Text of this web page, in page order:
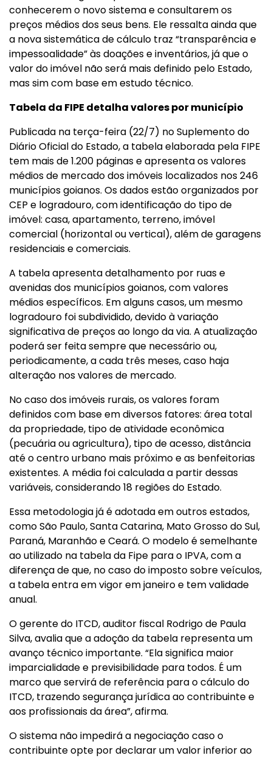
conhecerem o novo sistema e consultarem os
preços médios dos seus bens. Ele ressalta ainda que
a nova sistemática de cálculo traz “transparência e
impessoalidade” às doações e inventários, já que o
valor do imóvel não será mais definido pelo Estado,
mas sim com base em estudo técnico.
Tabela da FIPE detalha valores por município
Publicada na terça-feira (22/7) no Suplemento do
Diário Oficial do Estado, a tabela elaborada pela FIPE
tem mais de 1.200 páginas e apresenta os valores
médios de mercado dos imóveis localizados nos 246
municípios goianos. Os dados estão organizados por
CEP e logradouro, com identificação do tipo de
imóvel: casa, apartamento, terreno, imóvel
comercial (horizontal ou vertical), além de garagens
residenciais e comerciais.
A tabela apresenta detalhamento por ruas e
avenidas dos municípios goianos, com valores
médios específicos. Em alguns casos, um mesmo
logradouro foi subdividido, devido à variação
significativa de preços ao longo da via. A atualização
poderá ser feita sempre que necessário ou,
periodicamente, a cada três meses, caso haja
alteração nos valores de mercado.
No caso dos imóveis rurais, os valores foram
definidos com base em diversos fatores: área total
da propriedade, tipo de atividade econômica
(pecuária ou agricultura), tipo de acesso, distância
até o centro urbano mais próximo e as benfeitorias
existentes. A média foi calculada a partir dessas
variáveis, considerando 18 regiões do Estado.
Essa metodologia já é adotada em outros estados,
como São Paulo, Santa Catarina, Mato Grosso do Sul,
Paraná, Maranhão e Ceará. O modelo é semelhante
ao utilizado na tabela da Fipe para o IPVA, com a
diferença de que, no caso do imposto sobre veículos,
a tabela entra em vigor em janeiro e tem validade
anual.
O gerente do ITCD, auditor fiscal Rodrigo de Paula
Silva, avalia que a adoção da tabela representa um
avanço técnico importante. “Ela significa maior
imparcialidade e previsibilidade para todos. É um
marco que servirá de referência para o cálculo do
ITCD, trazendo segurança jurídica ao contribuinte e
aos profissionais da área”, afirma.
O sistema não impedirá a negociação caso o
contribuinte opte por declarar um valor inferior ao